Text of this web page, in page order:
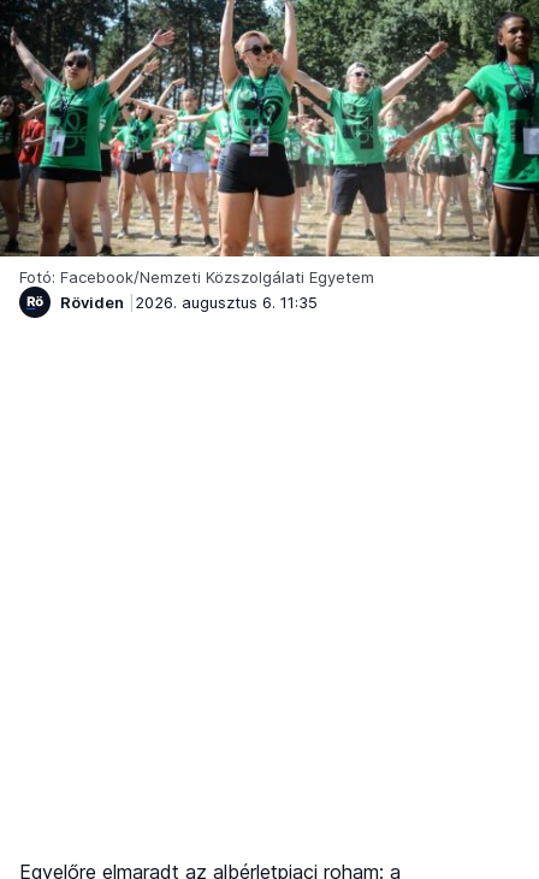
Fotó: Facebook/Nemzeti Közszolgálati Egyetem
Röviden
2026. augusztus 6. 11:35
Egyelőre elmaradt az albérletpiaci roham: a